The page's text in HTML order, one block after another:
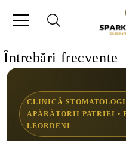
Întrebări frecvente
CLINICĂ
APĂRĂTORII PATRIEI •
LEORDENI